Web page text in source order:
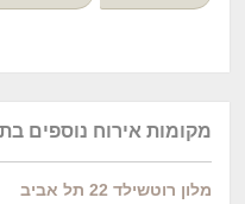
מקומות אירוח נוספים
מלון רוטשילד 22 תל אביב